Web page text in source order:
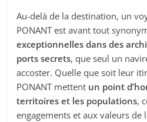
Au-delà de la destination, un
PONANT est avant tout
exceptionnelles dans des
ports secrets, que seul un
accoster. Quelle que soit leur
PONANT mettent un point
territoires et les populations,
engagements et aux valeurs de